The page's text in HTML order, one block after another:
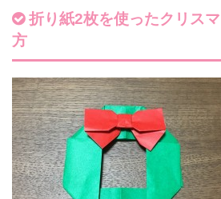
折り紙2枚を使ったクリス
方